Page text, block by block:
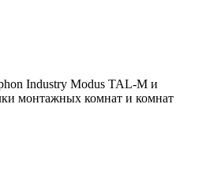
Industry Modus TAL-M и
монтажных комнат и комнат